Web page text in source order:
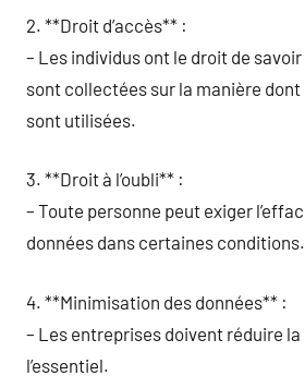
2. **Droit d’accès** :
– Les individus ont le droit de
sont collectées sur la manière
sont utilisées.
3. **Droit à l’oubli** :
– Toute personne peut exiger
données dans certaines conditions.
4. **Minimisation des données** :
– Les entreprises doivent réduire
l’essentiel.